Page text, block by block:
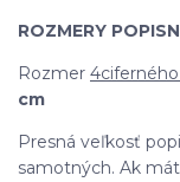
ROZMERY
Rozmer
cm
Presná veľkosť
samotných. Ak